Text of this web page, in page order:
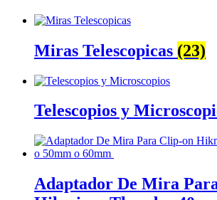
Miras Telescopicas (23)
Telescopios y
Adaptador De Mira